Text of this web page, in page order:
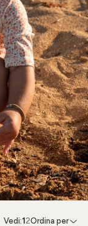
Vedi:1 2Ordina per